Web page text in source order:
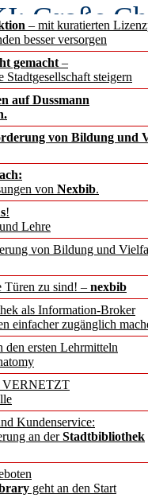
– mit kuratierten
besser versorgen
gemacht –
steigern
auf Dussmann
von Bildung und
von Nexbib.
!
Lehre
von Bildung und
Türen zu sind! – nexbib
als Information-Broker
einfacher zugänglich
ersten Lehrmitteln
Kundenservice:
an derStadtbibliothek
geht an den Start
Große
erstes
–
für
in
neu